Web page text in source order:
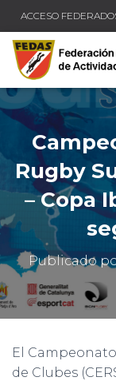
ACCESO
Rugby
– Copa
Publicado
El
de Clubes